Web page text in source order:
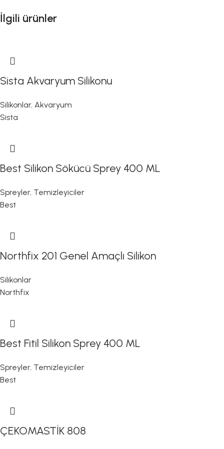
İlgili ürünler
Sista Akvaryum Silikonu
Silikonlar, Akvaryum
Sista
Best Silikon Sökücü Sprey 400 ML
Spreyler, Temizleyiciler
Best
Northfix 201 Genel Amaçlı Silikon
Silikonlar
Northfix
Best Fitil Silikon Sprey 400 ML
Spreyler, Temizleyiciler
Best
ÇEKOMASTİK 808